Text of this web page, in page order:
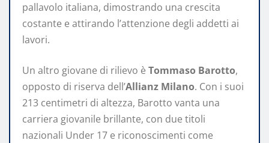
pallavolo italiana, dimostrando una crescita
costante e attirando l’attenzione degli addetti ai
lavori.
Un altro giovane di rilievo è Tommaso Barotto,
opposto di riserva dell’Allianz Milano. Con i suoi
213 centimetri di altezza, Barotto vanta una
carriera giovanile brillante, con due titoli
nazionali Under 17 e riconoscimenti come